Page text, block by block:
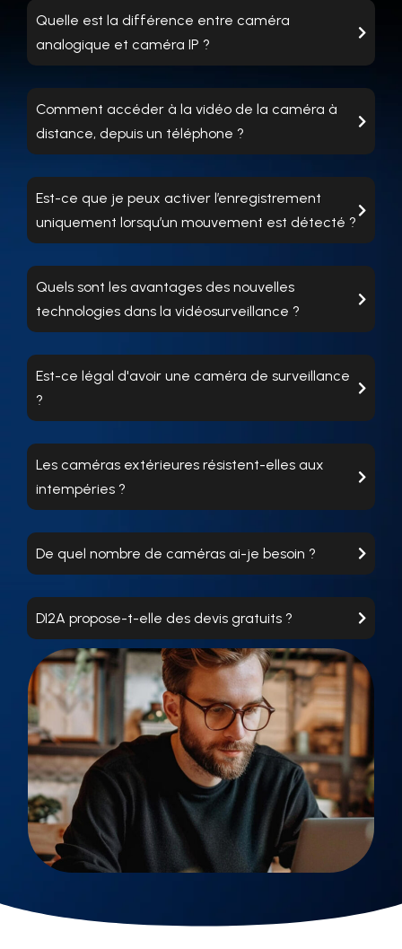
Quelle est la différence entre caméra
analogique et caméra IP ?
Comment accéder à la vidéo de la caméra à
distance, depuis un téléphone ?
Est-ce que je peux activer l’enregistrement
uniquement lorsqu’un mouvement est détecté ?
Quels sont les avantages des nouvelles
technologies dans la vidéosurveillance ?
Est-ce légal d'avoir une caméra de surveillance
?
Les caméras extérieures résistent-elles aux
intempéries ?
De quel nombre de caméras ai-je besoin ?
DI2A propose-t-elle des devis gratuits ?